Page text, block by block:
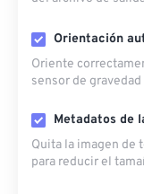
Orientación
Oriente
sensor de
Metadatos de
Quita la imagen de
para reducir el